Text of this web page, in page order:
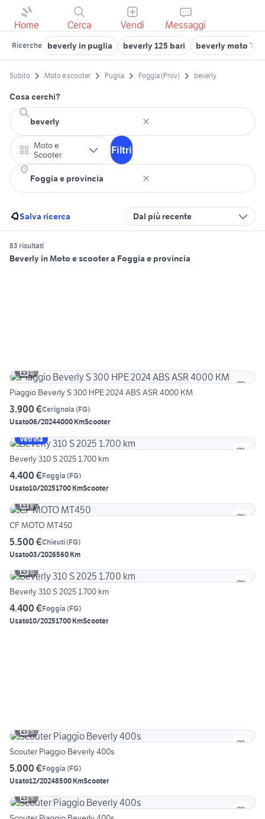
Home Cerca Vendi Messaggi
Ricerche beverly in puglia beverly 125 bari beverly moto
Subito Moto e scooter Puglia Foggia (Prov) beverly
Cosa cerchi?
Moto e
Scooter
Filtri
Salva ricerca Dal più recente
83 risultati
Beverly in Moto e scooter a Foggia e provincia
6
Piaggio Beverly S 300 HPE 2024 ABS ASR 4000 KM
3.900 €Cerignola (FG)
Usato06/20244000 KmScooter
Vetrina
Beverly 310 S 2025 1.700 km
4.400 €Foggia (FG)
Usato10/20251700 KmScooter
6
CF MOTO MT450
5.500 €Chieuti(FG)
Usato03/2026560 Km
6
Beverly 310 S 2025 1.700 km
4.400 €Foggia (FG)
Usato10/20251700 KmScooter
5
Scouter Piaggio Beverly 400s
5.000 €Foggia (FG)
Usato12/20248500 KmScooter
5